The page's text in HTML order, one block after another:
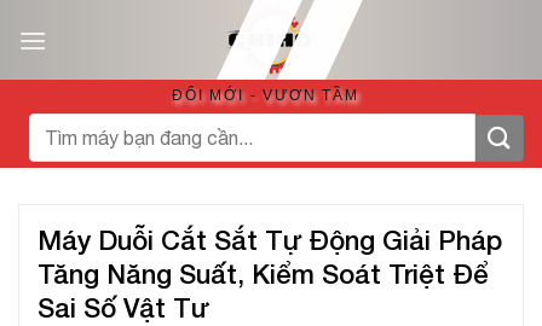
qua
ĐỔI MỚI - VƯƠN TẦM
Tìm
kiếm:
Máy Duỗi Cắt Sắt Tự Động Giải Pháp
Tăng Năng Suất, Kiểm Soát Triệt Để
Sai Số Vật Tư